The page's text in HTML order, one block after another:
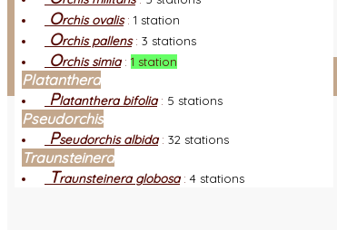
Les nouveautés
Autres sites Liens orchidophiles
Réalisation du site (Auteurs et photos)
Connexion adhérent
Orchis ovalis: 1 station
Orchis pallens: 3 stations
Orchis simia: 1 station
Platanthera
Platanthera bifolia: 5 stations
Pseudorchis
Pseudorchis albida: 32 stations
Traunsteinera
Traunsteinera globosa: 4 stations